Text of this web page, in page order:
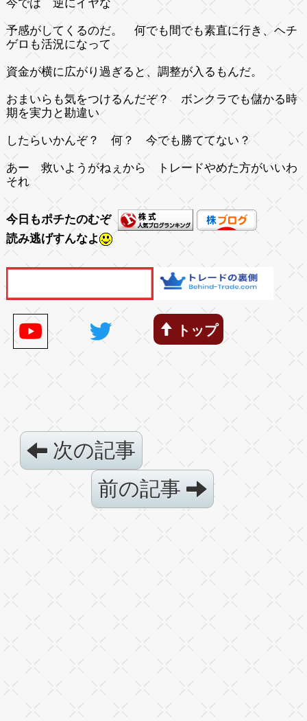
今では 逆にイヤな
予感がしてくるのだ。 何でも間でも素直に行き、ヘチ
ゲロも活況になって
資金が横に広がり過ぎると、調整が入るもんだ。
おまいらも気をつけるんだぞ？ ボンクラでも儲かる時
期を実力と勘違い
したらいかんぞ？ 何？ 今でも勝ててない？
あー 救いようがねぇから トレードやめた方がいいわ
それ
今日もポチたのむぞ
読み逃げすんなよ
トップ
次の記事
前の記事